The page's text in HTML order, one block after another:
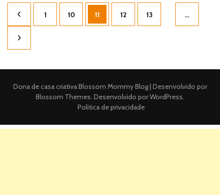
Paginação
de
posts
Página
1 …
Página
10 Página
11 Página
12 Página
13
Dona de casa criativaBlossom Mommy Blog | Desenvolvido por
Blossom Themes . Desenvolvido porWordPress
Politica de privacidade